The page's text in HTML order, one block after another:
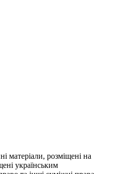
матеріали, розміщені на
українським